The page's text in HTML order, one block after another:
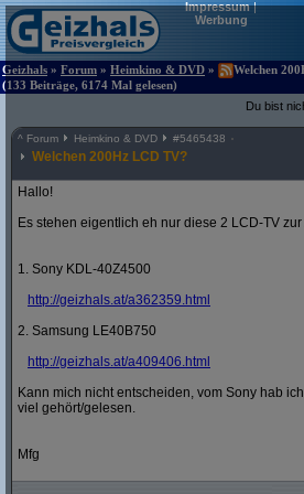
Impressum|
Werbung
Geizhals » Forum » Heimkino & DVD »
Welchen
(133 Beiträge, 6174 Mal gelesen)
Du bist
^ Forum Heimkino & DVD #5465438
Welchen 200Hz LCD TV?
Hallo!
Es stehen eigentlich eh nur diese 2 LCD-TV
1. Sony KDL-40Z4500
http://geizhals.at/a362359.html
2. Samsung LE40B750
http://geizhals.at/a409406.html
Kann mich nicht entscheiden, vom Sony hab
viel gehört/gelesen.
Mfg